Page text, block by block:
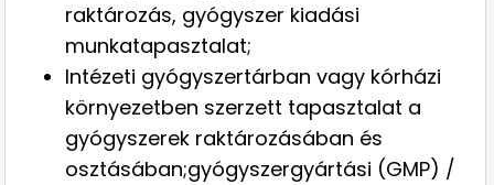
raktározás, gyógyszer kiadási
munkatapasztalat;
Intézeti gyógyszertárban vagy kórházi
környezetben szerzett tapasztalat a
gyógyszerek raktározásában és
osztásában;gyógyszergyártási (GMP) /